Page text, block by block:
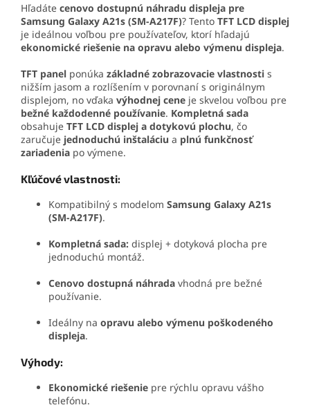
Hľadáte cenovo dostupnú náhradu displeja pre
Samsung Galaxy A21s (SM-A217F)? Tento TFT LCD displej
je ideálnou voľbou pre používateľov, ktorí hľadajú
ekonomické riešenie na opravu alebo výmenu displeja.
TFT panel ponúka základné zobrazovacie vlastnosti s
nižším jasom a rozlíšením v porovnaní s originálnym
displejom, no vďaka výhodnej cene je skvelou voľbou pre
bežné každodenné používanie. Kompletná sada
obsahuje TFT LCD displej a dotykovú plochu, čo
zaručuje jednoduchú inštaláciu a plnú funkčnosť
zariadenia po výmene.
Kľúčové vlastnosti:
Kompatibilný s modelom Samsung Galaxy A21s
(SM-A217F).
Kompletná sada: displej + dotyková plocha pre
jednoduchú montáž.
Cenovo dostupná náhrada vhodná pre bežné
používanie.
Ideálny na opravu alebo výmenu poškodeného
displeja.
Výhody:
Ekonomické riešenie pre rýchlu opravu vášho
telefónu.